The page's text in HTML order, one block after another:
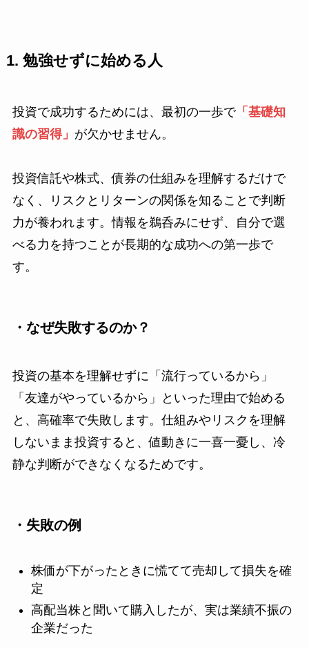
1. 勉強せずに始める人
投資で成功するためには、最初の一歩で「基礎知
識の習得」 が欠かせません。
投資信託や株式、債券の仕組みを理解するだけで
なく、リスクとリターンの関係を知ることで判断
力が養われます。情報を鵜呑みにせず、自分で選
べる力を持つことが長期的な成功への第一歩で
す。
・なぜ失敗するのか？
投資の基本を理解せずに「流行っているから」
「友達がやっているから」といった理由で始める
と、高確率で失敗します。仕組みやリスクを理解
しないまま投資すると、値動きに一喜一憂し、冷
静な判断ができなくなるためです。
・失敗の例
株価が下がったときに慌てて売却して損失を確
定
高配当株と聞いて購入したが、実は業績不振の
企業だった